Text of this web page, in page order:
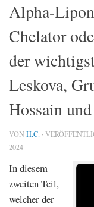
Alpha-
Chelator
der
Leskova,
Hossain
VON H.C. ·
2024
In diesem
zweiten Teil,
welcher der